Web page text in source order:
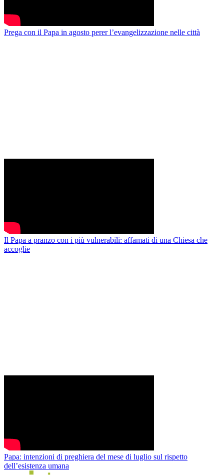
Prega con il Papa in agosto perer l’evangelizzazione nelle città
Il Papa a pranzo con i più vulnerabili: affamati di una Chiesa che
accoglie
Papa: intenzioni di preghiera del mese di luglio sul rispetto
dell’esistenza umana